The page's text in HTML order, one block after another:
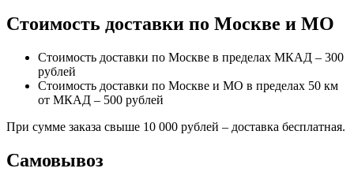
Стоимость доставки по Москве и МО
Стоимость доставки по Москве в пределах МКАД – 300
рублей
Стоимость доставки по Москве и МО в пределах 50 км
от МКАД – 500 рублей
При сумме заказа свыше 10 000 рублей – доставка бесплатная.
Самовывоз